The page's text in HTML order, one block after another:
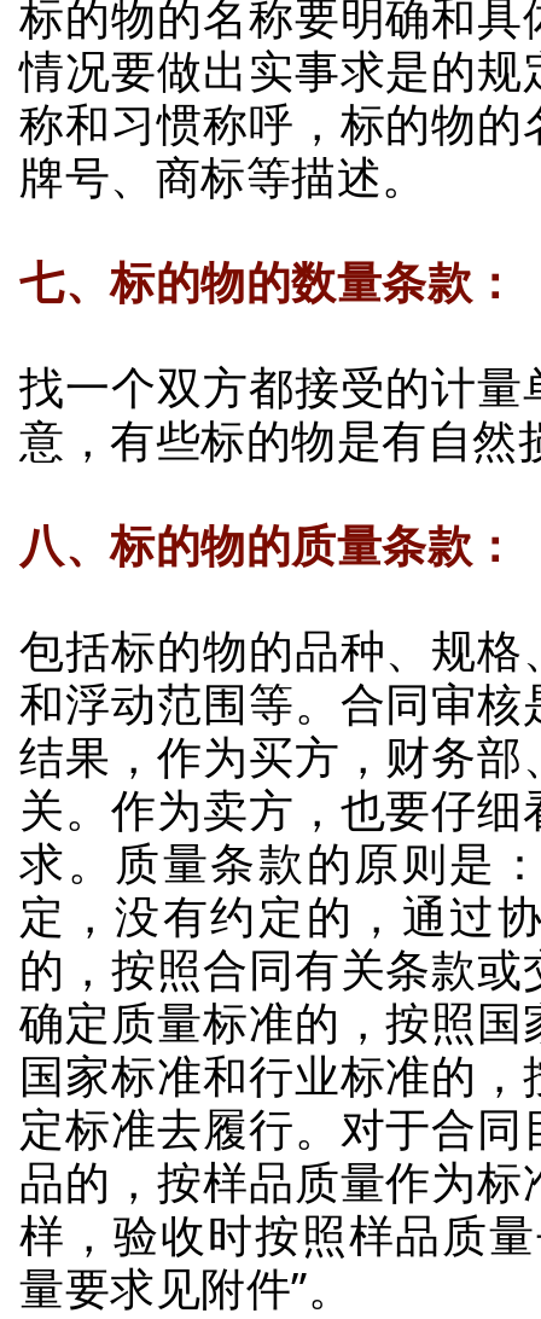
标的物的名称要明确和
情况要做出实事求是的
称和习惯称呼，标的物
牌号、商标等描述。
七、标的物的数量条款：
找一个双方都接受的计
意，有些标的物是有自然
八、标的物的质量条款：
包括标的物的品种、规
和浮动范围等。合同审
结果，作为买方，财务
关。作为卖方，也要仔
求。质量条款的原则是
定，没有约定的，通过
的，按照合同有关条款
确定质量标准的，按照
国家标准和行业标准的
定标准去履行。对于合
品的，按样品质量作为
样，验收时按照样品质
量要求见附件”。